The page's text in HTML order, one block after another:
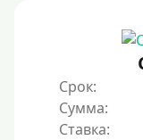
Срок:
Сумма:
Ставка: